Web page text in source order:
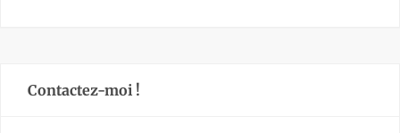
Contactez-moi !